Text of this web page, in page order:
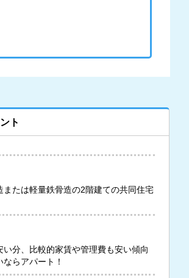
ト
たは軽量鉄骨造の2階建ての共同住宅
分、比較的家賃や管理費も安い傾向
らアパート！